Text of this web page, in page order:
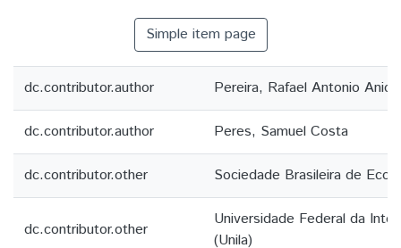
Simple item page
dc.contributor.author Pereira, Rafael Antonio Anicio
dc.contributor.author Peres, Samuel Costa
dc.contributor.other Sociedade Brasileira de
dc.contributor.other
Universidade Federal da
(Unila)